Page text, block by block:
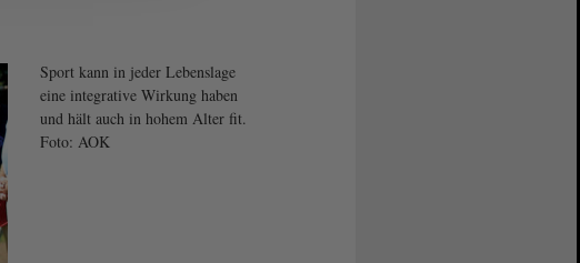
Sport kann in jeder Lebenslage
eine integrative Wirkung haben
und hält auch in hohem Alter fit.
Foto: AOK